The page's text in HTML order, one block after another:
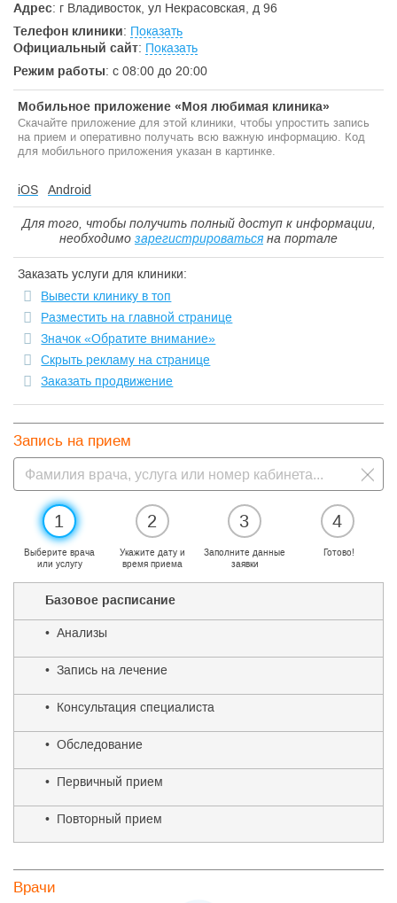
Адрес: г Владивосток, ул Некрасовская, д 96
Телефон клиники: Показать
Официальный сайт: Показать
Режим работы: с 08:00 до 20:00
Мобильное приложение «Моя любимая клиника»
Скачайте приложение для этой клиники, чтобы упростить запись
на прием и оперативно получать всю важную информацию. Код
для мобильного приложения указан в картинке.
iOS Android
Для того, чтобы получить полный доступ к информации,
необходимо зарегистрироватьсяна портале
Заказать услуги для клиники:
Вывести клинику в топ
Разместить на главной странице
Значок «Обратите внимание»
Скрыть рекламу на странице
Заказать продвижение
Запись на прием
1
Выберите врача
или услугу
2
Укажите дату и
время приема
3
Заполните данные
заявки
4
Готово!
Базовое расписание
• Анализы
• Запись на лечение
• Консультация специалиста
• Обследование
• Первичный прием
• Повторный прием
Врачи